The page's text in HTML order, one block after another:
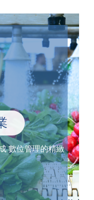
數位管理的精緻